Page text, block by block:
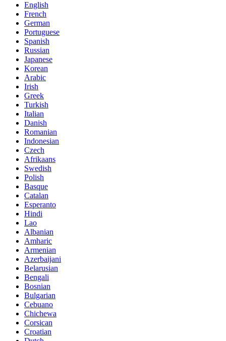
English
French
German
Portuguese
Spanish
Russian
Japanese
Korean
Arabic
Irish
Greek
Turkish
Italian
Danish
Romanian
Indonesian
Czech
Afrikaans
Swedish
Polish
Basque
Catalan
Esperanto
Hindi
Lao
Albanian
Amharic
Armenian
Azerbaijani
Belarusian
Bengali
Bosnian
Bulgarian
Cebuano
Chichewa
Corsican
Croatian